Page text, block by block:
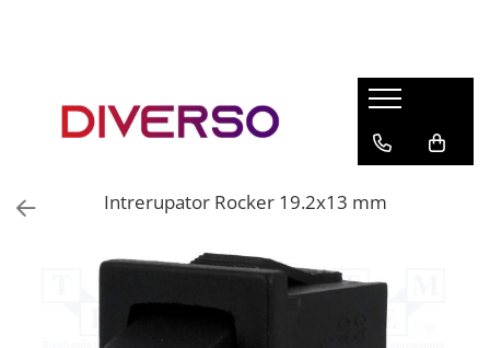
ASA
Intrerupator Rocker 19.2x13 mm